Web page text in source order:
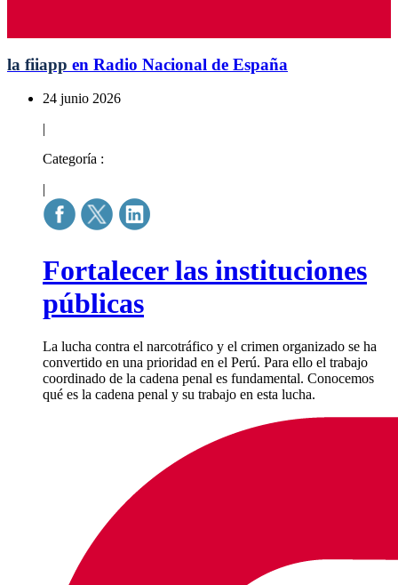
la fiiapp en Radio Nacional de España
24 junio 2026
|
Categoría :
|
Fortalecer las instituciones
públicas
La lucha contra el narcotráfico y el crimen organizado se ha
convertido en una prioridad en el Perú. Para ello el trabajo
coordinado de la cadena penal es fundamental. Conocemos
qué es la cadena penal y su trabajo en esta lucha.